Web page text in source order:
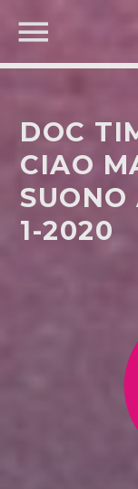
DOC
CIAO
1-2020